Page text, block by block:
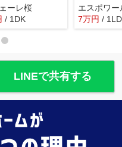
ーレ桜
/ 1DK
エスポワー
7万円 /
LINEで共有する